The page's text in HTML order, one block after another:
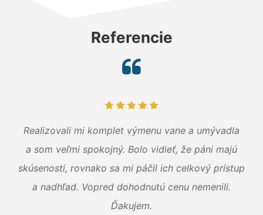
Referencie
Realizovali mi komplet výmenu vane a umývadla
a som veľmi spokojný. Bolo vidieť, že páni majú
skúsenosti, rovnako sa mi páčil ich celkový prístup
a nadhľad. Vopred dohodnutú cenu nemenili.
Ďakujem.